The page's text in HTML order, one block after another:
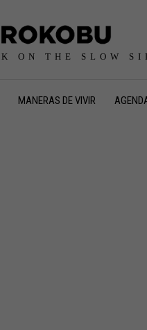
ON THE SLOW
MANERAS DE VIVIR